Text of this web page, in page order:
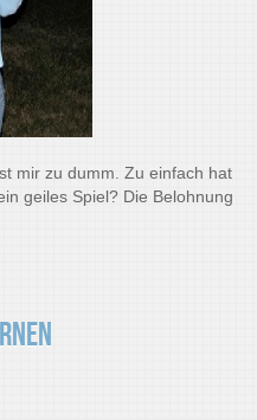
mir zu dumm. Zu einfach hat
geiles Spiel? Die Belohnung